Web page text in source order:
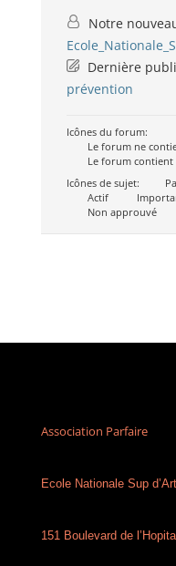
Notre
Dernière
prévention
Icônes du forum:
Le forum ne
Le forum contient
Icônes de sujet:
Actif
Non approuvé
Association Parfaire
Ecole Nationale Sup
151 Boulevard de l’Hopital